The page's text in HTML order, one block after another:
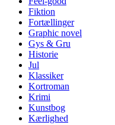
Fiktion
Fortællinger
Graphic novel
Gys & Gru
Historie
Jul
Klassiker
Kortroman
Krimi
Kunstbog
Kærlighed